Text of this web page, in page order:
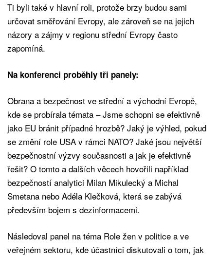
Ti byli také v hlavní roli, protože brzy budou sami
určovat směřování Evropy, ale zároveň se na jejich
názory a zájmy v regionu střední Evropy často
zapomíná.
Na konferenci proběhly tři panely:
Obrana a bezpečnost ve střední a východní Evropě,
kde se probírala témata – Jsme schopni se efektivně
jako EU bránit případné hrozbě? Jaký je výhled, pokud
se změní role USA v rámci NATO? Jaké jsou největší
bezpečnostní výzvy současnosti a jak je efektivně
řešit? O tomto a dalších věcech hovořili například
bezpečností analytici Milan Mikulecký a Michal
Smetana nebo Adéla Klečková, která se zabývá
především bojem s dezinformacemi.
Následoval panel na téma Role žen v politice a ve
veřejném sektoru, kde účastníci diskutovali o tom, jak